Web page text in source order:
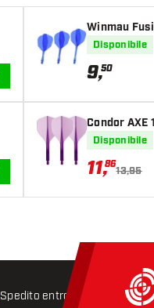
AGGIUNGI AL CARRELLO
AGGIUNGI AL CARRELLO
Winmau
Disponibile
9,50
Condor AXE
Disponibile
11,86
13,95
Spedito entro 24 ore